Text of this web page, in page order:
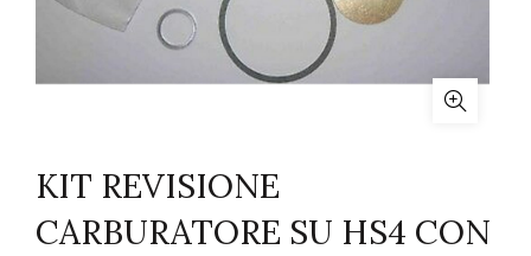
KIT REVISIONE
CARBURATORE SU HS4 CON